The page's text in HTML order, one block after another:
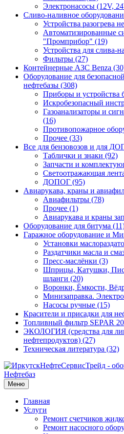
Электронасосы (12V,
Сливо-наливное
Устройства разогрева
Автоматизированные
"Промприбор" (19)
Устройства для слива-
Фильтры (27)
Контейнерные АЗС Benza
Оборудование для
нефтебазы (308)
Приборы и устройства
Искробезопасный
Газоанализаторы и
(16)
Противопожарное
Прочее (33)
Все для бензовозов и для
Таблички и знаки (92)
Запчасти и
Светоотражающая
ДОПОГ (95)
Авиарукава, краны и
Авиафильтры (78)
Прочее (1)
Авиарукава и краны
Оборудование для битума
Гаражное оборудование и
Установки
Раздатчики масла и
Пресс-маслёнки (3)
Шприцы, Катушки,
шланги (20)
Воронки, Ёмкости,
Минизаправка.
Насосы ручные (15)
Красители и присадки для
Топливный фильтр SEPAR
ЭКОЛОГИЯ (средства для
нефтепродуктов) (27)
Техническая литература (32)
Меню
Главная
Услуги
Ремонт счетчиков
Ремонт насосного